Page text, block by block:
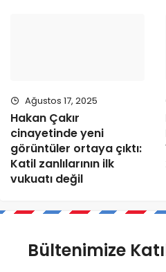
Ağustos 17, 2025
Hakan Çakır
cinayetinde yeni
görüntüler ortaya çıktı:
Katil zanlılarının ilk
vukuatı değil
Bültenimize